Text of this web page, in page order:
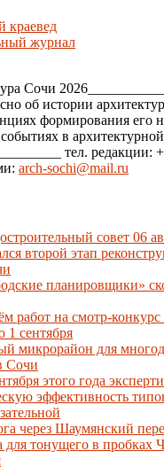
краевед
журнал
Сочи
об истории
формирования его
в архитектурной
тел. редакции:
arch-sochi@mail.ru
совет 06
второй этап
планировщики»
работ на смотр-
1 сентября
микрорайон для
Сочи
этого года
эффективность
через Шаумянский
для тонущего в пробках